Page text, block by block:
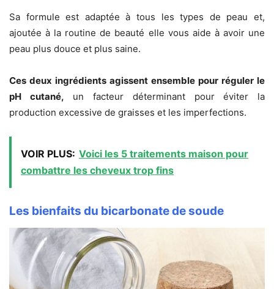
Sa formule est adaptée à tous les types de peau et,
ajoutée à la routine de beauté elle vous aide à avoir une
peau plus douce et plus saine.
Ces deux ingrédients agissent ensemble pour réguler le
pH cutané, un facteur déterminant pour éviter la
production excessive de graisses et les imperfections.
VOIR PLUS: Voici les 5 traitements maison pour
combattre les cheveux trop fins
Les bienfaits du bicarbonate de soude